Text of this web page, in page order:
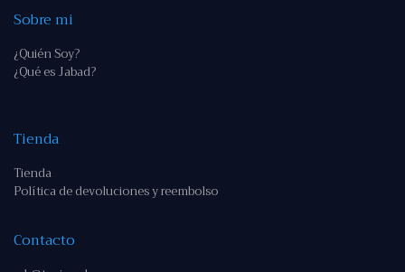
Sobre mi
¿Quién Soy?
¿Qué es Jabad?
Tienda
Tienda
Política de devoluciones y reembolso
Contacto